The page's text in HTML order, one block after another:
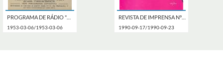
1953-03-06/1953-03-06 1990-09-17/1990-09-23